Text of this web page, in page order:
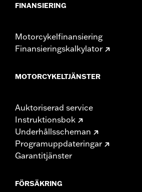
FINANSIERING
Motorcykelfinansiering
Finansieringskalkylator
MOTORCYKELTJÄNSTER
Auktoriserad service
Instruktionsbok
Underhållsscheman
Programuppdateringar
Garantitjänster
FÖRSÄKRING